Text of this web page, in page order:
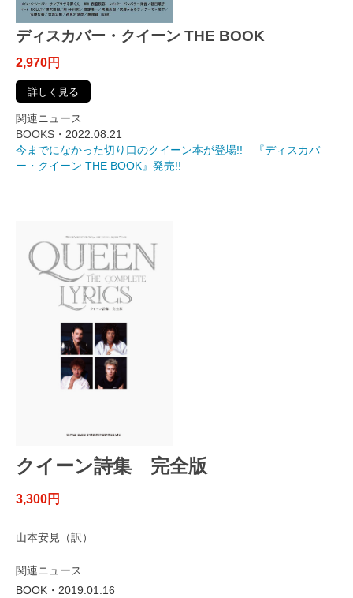
ディスカバー・クイーン THE BOOK
2,970円
詳しく見る
関連ニュース
BOOKS・ 2022.08.21
今までになかった切り口のクイーン本が登場!! 『ディスカバ
ー・クイーン THE BOOK』発売!!
クイーン詩集 完全版
3,300円
山本安見（訳）
関連ニュース
BOOK・2019.01.16